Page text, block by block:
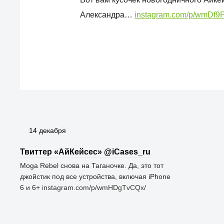
Александра… instagram.com/p/
14 декабря
Твиттер «АйКейсес» ‏@iCases_ru
Moga Rebel снова на Таганочке. Да, это тот
джойстик под все устройства, включая iPhone
6 и 6+ instagram.com/p/wmHDgTvCQx/